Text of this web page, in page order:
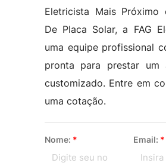
Eletricista Mais Próximo
De Placa Solar, a FAG
uma equipe profissional
pronta para prestar um
customizado. Entre em
uma cotação.
Nome: * Email: *